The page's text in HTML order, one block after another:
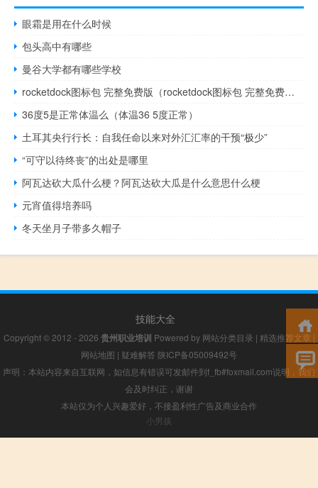
眼霜是用在什么时候
包头高中有哪些
曼谷大学都有哪些学校
rocketdock图标包 完整免费版（rocketdock图标包 完整免费版功能简介）
36度5是正常体温么（体温36 5度正常）
土耳其央行行长：自我任命以来对外汇汇率的干预“极少”
“可守以待终丧”的出处是哪里
阿瓦达砍大瓜什么梗？阿瓦达砍大瓜是什么意思什么梗
元宵值得培养吗
冬天坐月子带多久帽子
技能大全
Copyright © 2012 - 2026 贵州职业培训 Powered by 网站分类目录 | 精选推荐文章 |
网站地图 | 疑难解答 陕ICP备05009492号
声明：本站内容来自互联网，如信息有错误可发邮件到f_fb#foxmail.com说明，我们
会及时纠正，谢谢
本站仅为个人兴趣爱好，不接盈利性广告及商业合作
小男孩